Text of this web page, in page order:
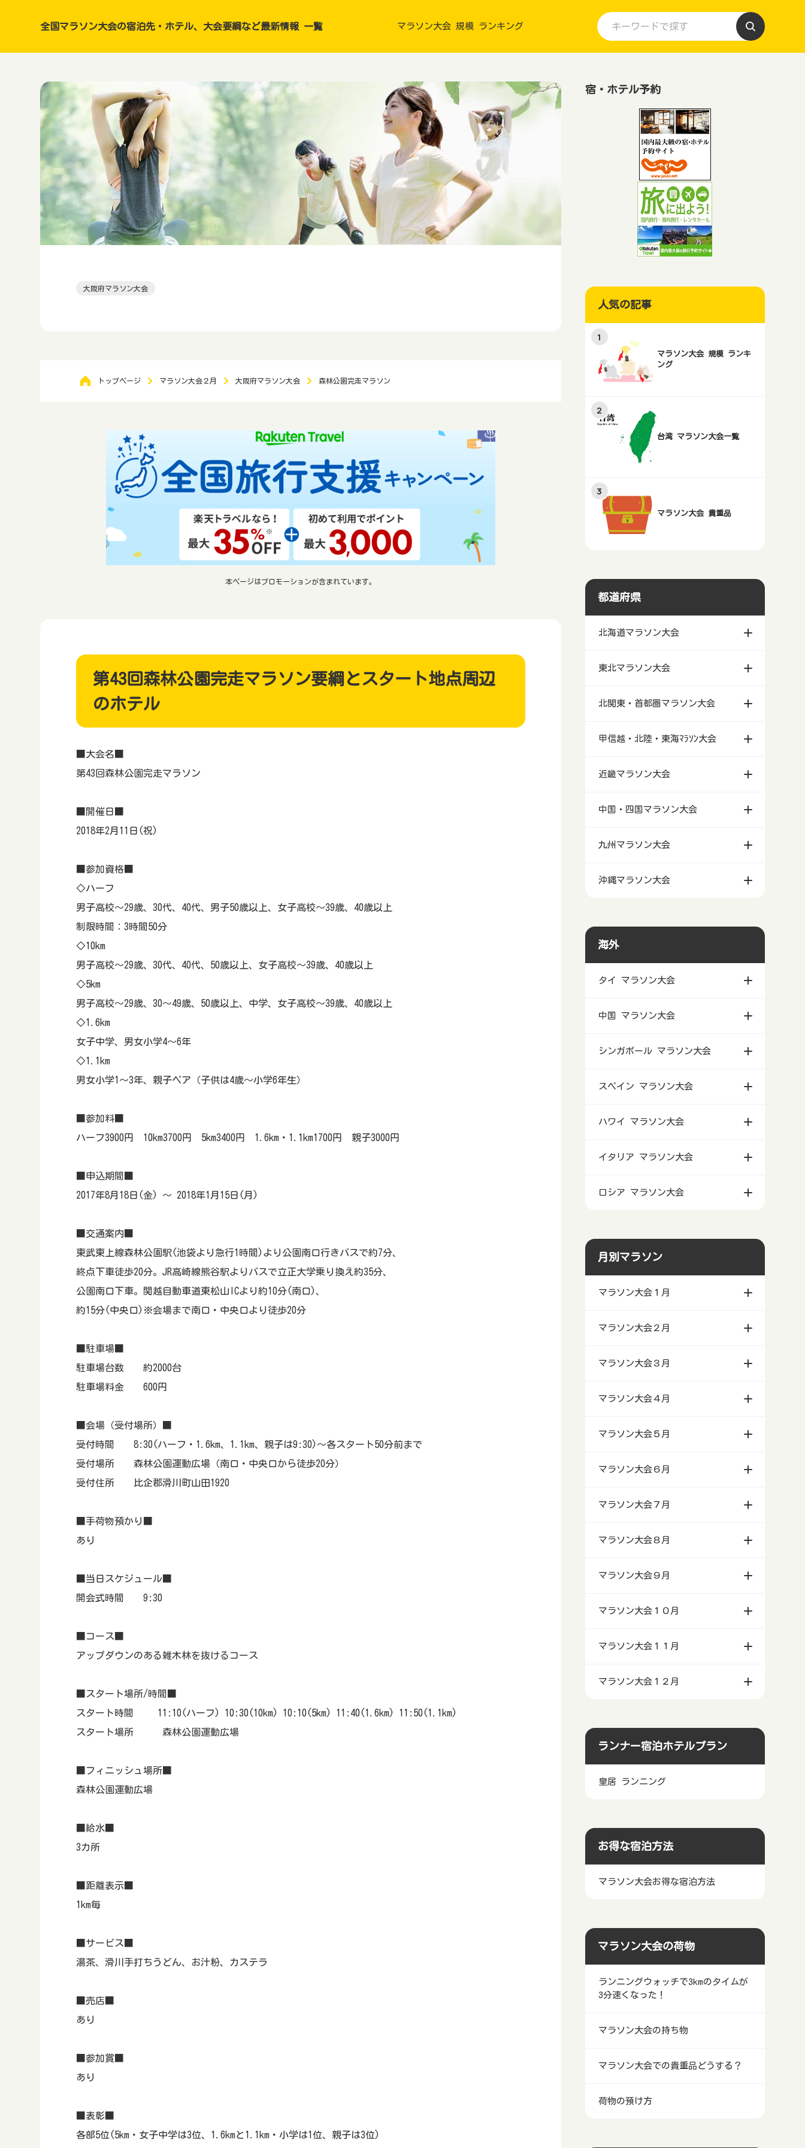
全国マラソン大会の宿泊先・ホテル、大会要綱など最新情報 一覧 マラソン大会 規模 ランキング
大阪府マラソン大会
トップページ マラソン大会２月 大阪府マラソン大会 森林公園完走マラソン
本ページはプロモーションが含まれています。
第43回森林公園完走マラソン要綱とスタート地点周辺
のホテル
■大会名■
第43回森林公園完走マラソン
■開催日■
2018年2月11日(祝)
■参加資格■
◇ハーフ
男子高校～29歳、30代、40代、男子50歳以上、女子高校～39歳、40歳以上
制限時間：3時間50分
◇10km
男子高校～29歳、30代、40代、50歳以上、女子高校～39歳、40歳以上
◇5km
男子高校～29歳、30～49歳、50歳以上、中学、女子高校～39歳、40歳以上
◇1.6km
女子中学、男女小学4～6年
◇1.1km
男女小学1～3年、親子ペア（子供は4歳～小学6年生）
■参加料■
ハーフ3900円 10km3700円 5km3400円 1.6km・1.1km1700円 親子3000円
■申込期間■
2017年8月18日(金) ～ 2018年1月15日(月)
■交通案内■
東武東上線森林公園駅(池袋より急行1時間)より公園南口行きバスで約7分、
終点下車徒歩20分。JR高崎線熊谷駅よりバスで立正大学乗り換え約35分、
公園南口下車。関越自動車道東松山ICより約10分(南口)、
約15分(中央口)※会場まで南口・中央口より徒歩20分
■駐車場■
駐車場台数 約2000台
駐車場料金 600円
■会場（受付場所）■
受付時間 8:30(ハーフ・1.6km、1.1km、親子は9:30)～各スタート50分前まで
受付場所 森林公園運動広場（南口・中央口から徒歩20分）
受付住所 比企郡滑川町山田1920
■手荷物預かり■
あり
■当日スケジュール■
開会式時間 9:30
■コース■
アップダウンのある雑木林を抜けるコース
■スタート場所/時間■
スタート時間 11:10(ハーフ) 10:30(10km) 10:10(5km) 11:40(1.6km) 11:50(1.1km)
スタート場所 森林公園運動広場
■フィニッシュ場所■
森林公園運動広場
■給水■
3カ所
■距離表示■
1km毎
■サービス■
湯茶、滑川手打ちうどん、お汁粉、カステラ
■売店■
あり
■参加賞■
あり
■表彰■
各部5位(5km・女子中学は3位、1.6kmと1.1km・小学は1位、親子は3位)
宿・ホテル予約
人気の記事
マラソン大会 規模 ランキ
ング
台湾 マラソン大会一覧
マラソン大会 貴重品
都道府県
北海道マラソン大会
東北マラソン大会
北関東・首都圏マラソン大会
甲信越・北陸・東海ﾏﾗｿﾝ大会
近畿マラソン大会
中国・四国マラソン大会
九州マラソン大会
沖縄マラソン大会
海外
タイ マラソン大会
中国 マラソン大会
シンガポール マラソン大会
スペイン マラソン大会
ハワイ マラソン大会
イタリア マラソン大会
ロシア マラソン大会
月別マラソン
マラソン大会１月
マラソン大会２月
マラソン大会３月
マラソン大会４月
マラソン大会５月
マラソン大会６月
マラソン大会７月
マラソン大会８月
マラソン大会９月
マラソン大会１０月
マラソン大会１１月
マラソン大会１２月
ランナー宿泊ホテルプラン
皇居 ランニング
お得な宿泊方法
マラソン大会お得な宿泊方法
マラソン大会の荷物
ランニングウォッチで3kmのタイムが
3分速くなった！
マラソン大会の持ち物
マラソン大会での貴重品どうする？
荷物の預け方